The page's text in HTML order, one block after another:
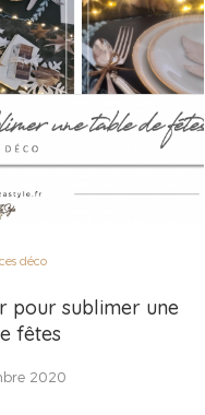
déco
pour sublimer une
fêtes
2020